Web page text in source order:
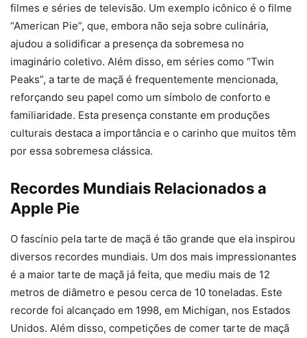
filmes e séries de televisão. Um exemplo icônico é o filme
“American Pie”, que, embora não seja sobre culinária,
ajudou a solidificar a presença da sobremesa no
imaginário coletivo. Além disso, em séries como “Twin
Peaks”, a tarte de maçã é frequentemente mencionada,
reforçando seu papel como um símbolo de conforto e
familiaridade. Esta presença constante em produções
culturais destaca a importância e o carinho que muitos têm
por essa sobremesa clássica.
Recordes Mundiais Relacionados a
Apple Pie
O fascínio pela tarte de maçã é tão grande que ela inspirou
diversos recordes mundiais. Um dos mais impressionantes
é a maior tarte de maçã já feita, que mediu mais de 12
metros de diâmetro e pesou cerca de 10 toneladas. Este
recorde foi alcançado em 1998, em Michigan, nos Estados
Unidos. Além disso, competições de comer tarte de maçã